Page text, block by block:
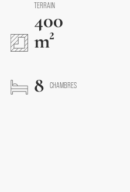
TERRAIN
400
m²
8 CHAMBRES